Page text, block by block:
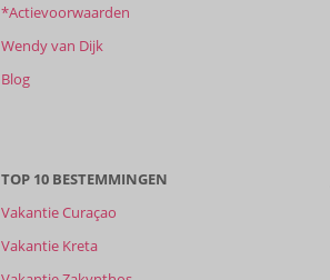
*Actievoorwaarden
Wendy van Dijk
Blog
TOP 10 BESTEMMINGEN
Vakantie Curaçao
Vakantie Kreta